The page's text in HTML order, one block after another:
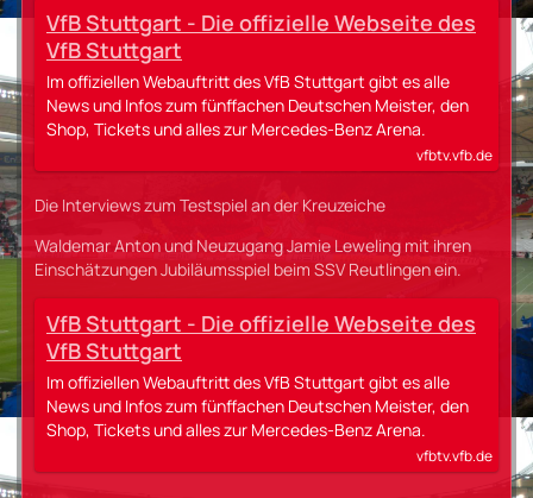
VfB Stuttgart - Die offizielle Webseite des
VfB Stuttgart
Im offiziellen Webauftritt des VfB Stuttgart gibt es alle
News und Infos zum fünffachen Deutschen Meister, den
Shop, Tickets und alles zur Mercedes-Benz Arena.
vfbtv.vfb.de
Die Interviews zum Testspiel an der Kreuzeiche
Waldemar Anton und Neuzugang Jamie Leweling mit ihren
Einschätzungen Jubiläumsspiel beim SSV Reutlingen ein.
VfB Stuttgart - Die offizielle Webseite des
VfB Stuttgart
Im offiziellen Webauftritt des VfB Stuttgart gibt es alle
News und Infos zum fünffachen Deutschen Meister, den
Shop, Tickets und alles zur Mercedes-Benz Arena.
vfbtv.vfb.de